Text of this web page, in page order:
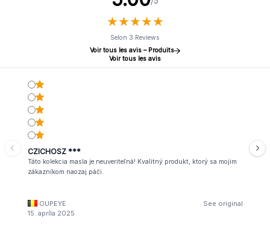
★★★★★
★★★★★
Selon 3 Reviews
Voir tous les avis – Produits
Voir tous les avis
CZICHOSZ ***
Táto kolekcia masla je neuveriteľná! Kvalitný produkt, ktorý sa mojim
zákazníkom naozaj páči.
OUPEYE
See original
15. apríla 2025